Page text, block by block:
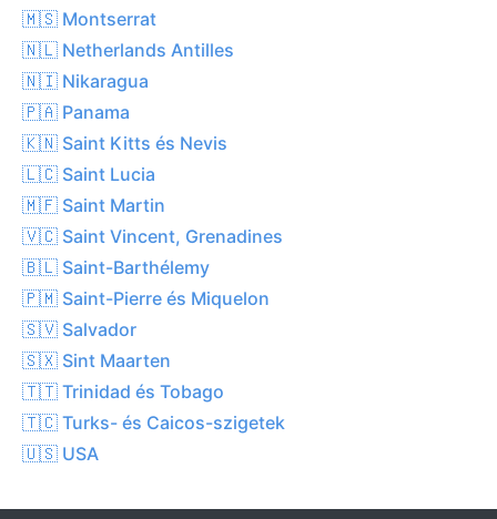
🇲🇸 Montserrat
🇳🇱 Netherlands Antilles
🇳🇮 Nikaragua
🇵🇦 Panama
🇰🇳 Saint Kitts és Nevis
🇱🇨 Saint Lucia
🇲🇫 Saint Martin
🇻🇨 Saint Vincent, Grenadines
🇧🇱 Saint-Barthélemy
🇵🇲 Saint-Pierre és Miquelon
🇸🇻 Salvador
🇸🇽 Sint Maarten
🇹🇹 Trinidad és Tobago
🇹🇨 Turks- és Caicos-szigetek
🇺🇸 USA